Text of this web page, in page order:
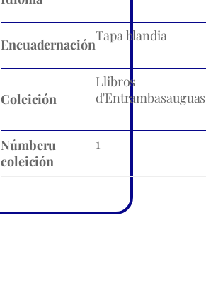
Encuadernación
Tapa blandia
Coleición
Llibros
d'Entrambasauguas
Númberu
coleición
1